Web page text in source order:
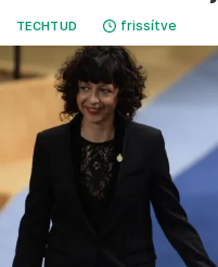
TECHTUD frissítve